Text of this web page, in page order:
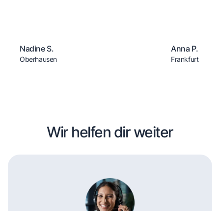
Nadine S.
Oberhausen
Anna P.
Frankfurt
Wir helfen dir weiter